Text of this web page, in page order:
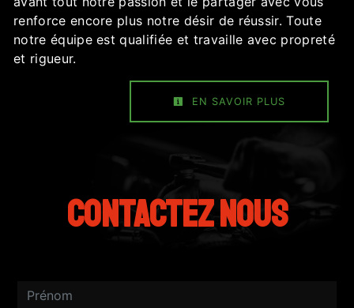
renforce encore plus notre désir de réussir. Toute
notre équipe est qualifiée et travaille avec propreté
et rigueur.
EN SAVOIR PLUS
Contactez nous